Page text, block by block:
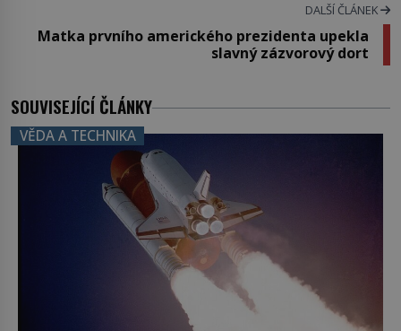
DALŠÍ ČLÁNEK
Matka prvního amerického prezidenta upekla
slavný zázvorový dort
SOUVISEJÍCÍ ČLÁNKY
VĚDA A TECHNIKA